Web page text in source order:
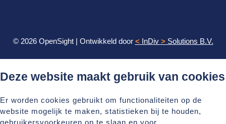
© 2026 OpenSight| Ontwikkeld door <InDiv >Solutions B.V.
Deze website maakt gebruik van cookies
Er worden cookies gebruikt om functionaliteiten op de
website mogelijk te maken, statistieken bij te houden,
gebruikersvoorkeuren op te slaan en voor